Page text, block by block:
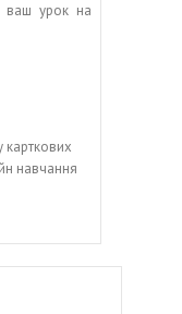
ваш урок на
карткових
навчання